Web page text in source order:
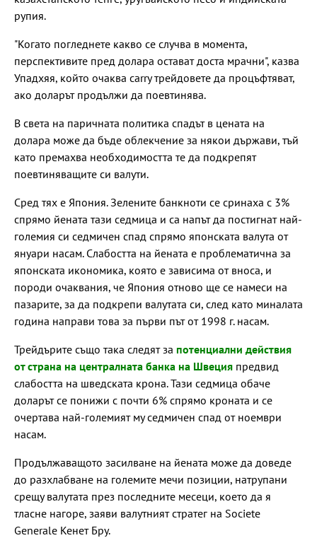
рупия.
"Когато погледнете какво се случва в момента,
перспективите пред долара остават доста мрачни", казва
Упадхяя, който очаква carry трейдовете да процъфтяват,
ако доларът продължи да поевтинява.
В света на паричната политика спадът в цената на
долара може да бъде облекчение за някои държави, тъй
като премахва необходимостта те да подкрепят
поевтиняващите си валути.
Сред тях е Япония. Зелените банкноти се сринаха с 3%
спрямо йената тази седмица и са напът да постигнат най-
големия си седмичен спад спрямо японската валута от
януари насам. Слабостта на йената е проблематична за
японската икономика, която е зависима от вноса, и
породи очаквания, че Япония отново ще се намеси на
пазарите, за да подкрепи валутата си, след като миналата
година направи това за първи път от 1998 г. насам.
Трейдърите също така следят за потенциални действия
от страна на централната банка на Швеция предвид
слабостта на шведската крона. Тази седмица обаче
доларът се понижи с почти 6% спрямо кроната и се
очертава най-големият му седмичен спад от ноември
насам.
Продължаващото засилване на йената може да доведе
до разхлабване на големите мечи позиции, натрупани
срещу валутата през последните месеци, което да я
тласне нагоре, заяви валутният стратег на Societe
Generale Кенет Бру.